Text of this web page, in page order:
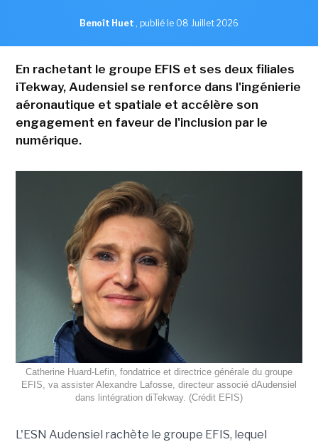
Benoît Huet , publié le 08 Juillet 2026
En rachetant le groupe EFIS et ses deux filiales
iTekway, Audensiel se renforce dans l'ingénierie
aéronautique et spatiale et accélère son
engagement en faveur de l'inclusion par le
numérique.
Catherine Huard-Lefin, fondatrice et directrice générale du groupe
EFIS, va assister Alexandre Lafosse, directeur associé dAudensiel
dans lintégration diTekway. (Crédit EFIS)
L'ESN Audensiel rachète le groupe EFIS, lequel